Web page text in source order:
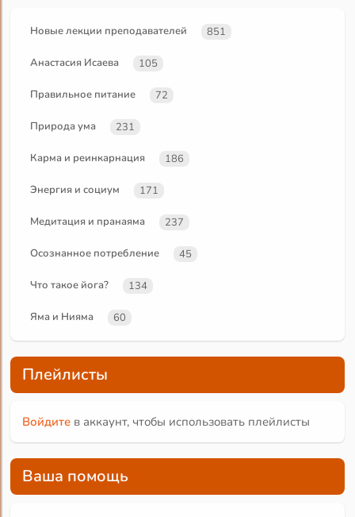
Новые лекции преподавателей 851
Анастасия Исаева 105
Правильное питание 72
Природа ума 231
Карма и реинкарнация 186
Энергия и социум 171
Медитация и пранаяма 237
Осознанное потребление 45
Что такое йога? 134
Яма и Нияма 60
Плейлисты
Войдите в аккаунт, чтобы использовать плейлисты
Ваша помощь